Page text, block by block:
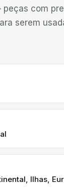
com
serem
Ilhas,